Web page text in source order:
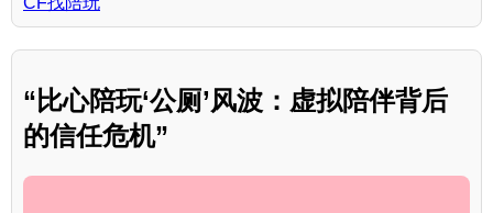
“比心陪玩‘公厕’风波：虚拟陪伴背后
的信任危机”